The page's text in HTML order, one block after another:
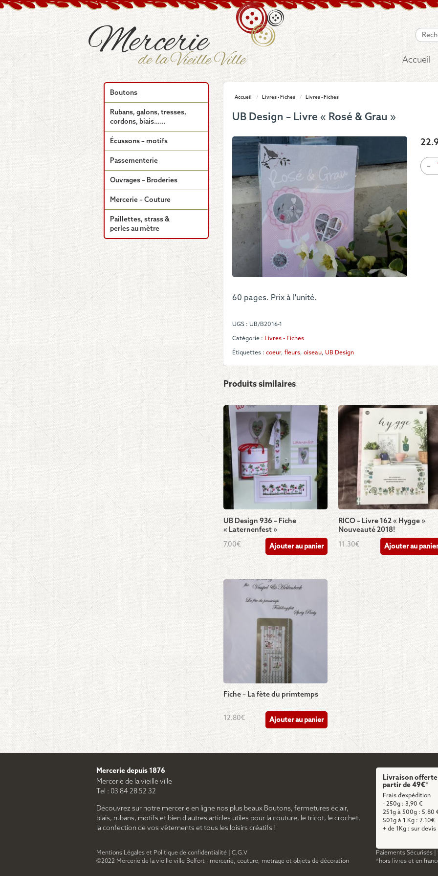
Accueil
Accueil / Livres - Fiches / Livres - Fiches
UB Design – Livre « Rosé & Grau »
-
de
60 pages. Prix à l'unité.
UGS : UB/B2016-1
Catégorie : Livres - Fiches
Étiquettes : coeur, fleurs, oiseau, UB Design
Produits similaires
UB Design 936 – Fiche
« Laternenfest »
7.00€ Ajouter au panier
RICO – Livre 162 « Hygge »
Nouveauté 2018!
11.30€ Ajouter au panier
Fiche – La fète du primtemps
12.80€ Ajouter au panier
Boutons
Rubans, galons, tresses,
cordons, biais……
Écussons – motifs
Passementerie
Ouvrages – Broderies
Mercerie – Couture
Paillettes, strass &
perles au mètre
Mercerie depuis 1876
Mercerie de la vieille ville
Tel : 03 84 28 52 32
Découvrez sur notre mercerie en ligne nos plus beaux Boutons, fermetures éclair,
biais, rubans, motifs et bien d'autres articles utiles pour la couture, le tricot, le crochet,
la confection de vos vêtements et tous les loisirs créatifs !
Livraison offerte
partir de 49€*
Frais d'expédition
- 250g : 3,90 €
251g à 500g : 5,80
501g à 1 Kg : 7.10€
+ de 1Kg : sur devis
Mentions Légales et Politique de confidentialité
C.G.V
©2022 Mercerie de la vieille ville Belfort - mercerie, couture, metrage et objets de décoration
Paiements Sécurisés|
*hors livres et en